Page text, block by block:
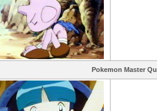
Pokemon Master